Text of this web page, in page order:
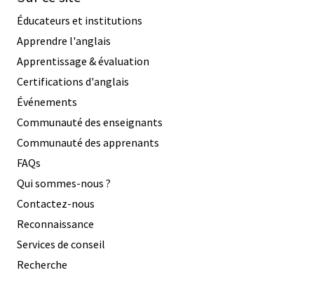
Éducateurs et institutions
Apprendre l'anglais
Apprentissage & évaluation
Certifications d'anglais
Événements
Communauté des enseignants
Communauté des apprenants
FAQs
Qui sommes-nous ?
Contactez-nous
Reconnaissance
Services de conseil
Recherche